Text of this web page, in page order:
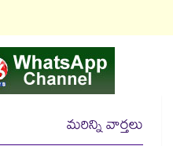
మరిన్ని వార్తలు